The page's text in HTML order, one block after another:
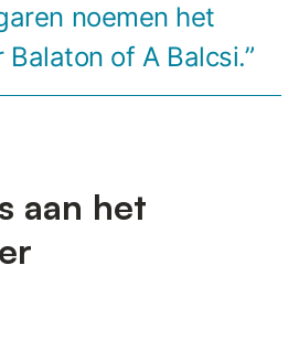
noemen het
Balaton of A Balcsi.”
aan het